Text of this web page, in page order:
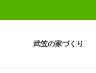
武笠の家づくり